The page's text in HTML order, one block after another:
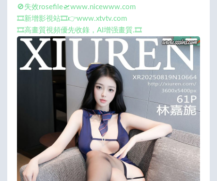
🚫失效rosefile🛫www.nicewww.com
🎞️新增影視站🎞️👉www.xtvtv.com
🎞️高畫質視頻優先收錄，AI增强畫質.🎞️